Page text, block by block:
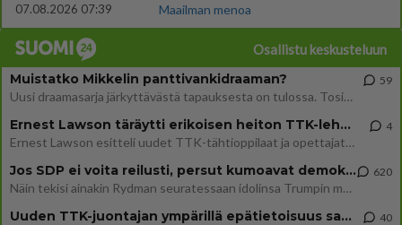
07.08.2026 07:39
Maailman menoa
Osallistu keskusteluun
Muistatko Mikkelin panttivankidraaman?
Uusi draamasarja järkyttävästä tapauksesta on tulossa. Tositapahtumiin perustuva sarja ammentaa vuoden 1986 Mikkelin pan
59
Ernest Lawson täräytti erikoisen heiton TTK-lehdistötilaisuudessa: " Onko tässä tarkoituksena...?"
Ernest Lawson esitteli uudet TTK-tähtioppilaat ja opettajat torstaina 6.8. lehdistölle. Tulevalla kaudella on yksi hausk
4
Jos SDP ei voita reilusti, persut kumoavat demokratian Suomesta
Näin tekisi ainakin Rydman seuratessaan idolinsa Trumpin mallia https://www.is.fi/politiikka/art-2000012187244.html
620
Uuden TTK-juontajan ympärillä epätietoisuus sakenee - Nyt MTV hämmentää soppaa 40